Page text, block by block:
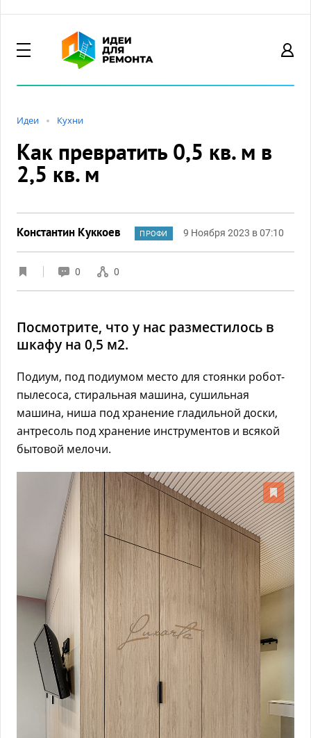
Идеи Кухни
Как превратить 0,5 кв. м в
2,5 кв. м
Константин Куккоев ПРОФИ 9 Ноября 2023 в 07:10
0 0
Посмотрите, что у нас разместилось в
шкафу на 0,5 м2.
Подиум, под подиумом место для стоянки робот-
пылесоса, стиральная машина, сушильная
машина, ниша под хранение гладильной доски,
антресоль под хранение инструментов и всякой
бытовой мелочи.